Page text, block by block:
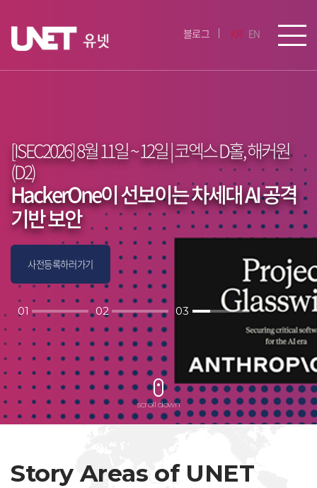
블로그 KR EN
세계 No.1 버그바운티 HackerOne
해커원의 지속적 위협노출관리(CTEM)
로 해결!
[ISEC2026] 8월 11일 ~ 12일 | 코엑스 D홀, 해커원
HackerOne이 선보이는 차세대 AI 공격
기반 보안
사전등록하러가기
01 02 03
scroll down
Story Areas of UNET